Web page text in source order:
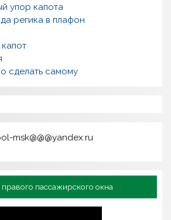
упор капота
регика в плафон
сделать самому
msk@@@yandex.ru
пассажирского окна